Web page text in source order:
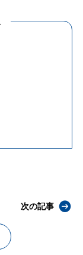
次の記事